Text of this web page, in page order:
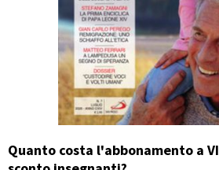
Quanto costa l'abbonamento a